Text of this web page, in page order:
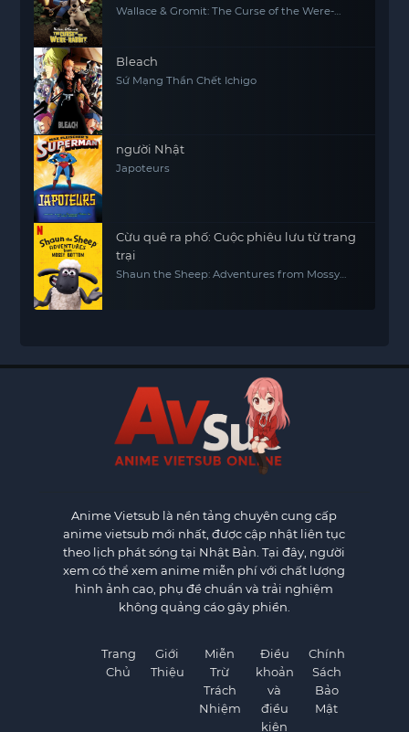
Wallace & Gromit: The Curse of the Were-
Bleach
Sứ Mạng Thần Chết Ichigo
người Nhật
Japoteurs
Cừu quê ra phố: Cuộc phiêu lưu từ trang
trại
Shaun the Sheep: Adventures from Mossy
Anime Vietsub là nền tảng chuyên cung cấp
anime vietsub mới nhất, được cập nhật liên tục
theo lịch phát sóng tại Nhật Bản. Tại đây, người
xem có thể xem anime miễn phí với chất lượng
hình ảnh cao, phụ đề chuẩn và trải nghiệm
không quảng cáo gây phiền.
Trang
Chủ
Giới
Thiệu
Miễn
Trừ
Trách
Nhiệm
Điều
khoản
và
điều
kiện
Chính
Sách
Bảo
Mật